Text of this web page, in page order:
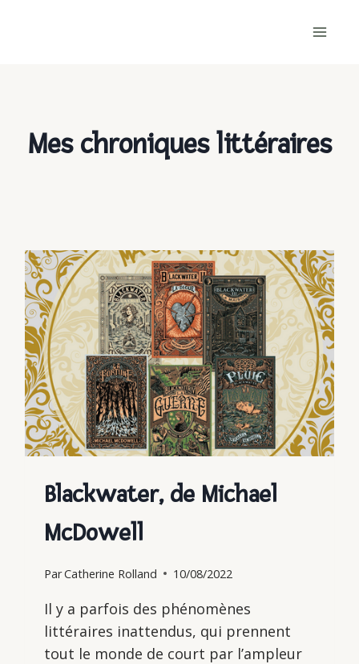
Mes chroniques littéraires
Blackwater, de Michael
McDowell
ParCatherine Rolland 10/08/2022
Il y a parfois des phénomènes
littéraires inattendus, qui prennent
tout le monde de court par l’ampleur